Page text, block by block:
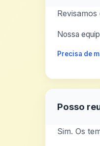
Nossa
Precisa de
Posso
Sim. Os